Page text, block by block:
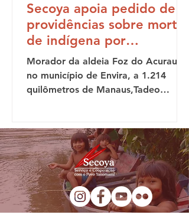
Secoya apoia pedido de
providências sobre morte
de indígena por
espancamento em Manaus
(AM)
Morador da aldeia Foz do Acuraua,
no município de Envira, a 1.214
quilômetros de Manaus,Tadeo